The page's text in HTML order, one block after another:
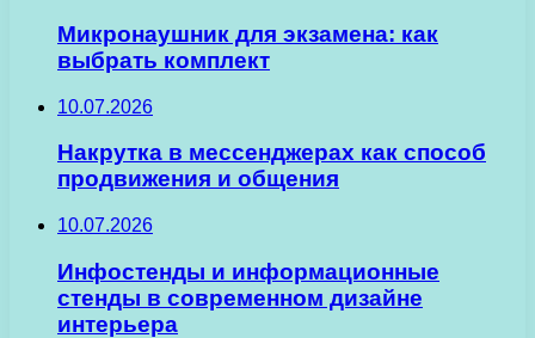
Микронаушник для экзамена: как
выбрать комплект
10.07.2026
Накрутка в мессенджерах как способ
продвижения и общения
10.07.2026
Инфостенды и информационные
стенды в современном дизайне
интерьера